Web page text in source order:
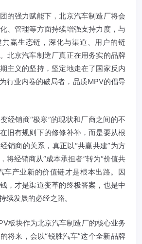
的强力赋能下，北京汽车制造厂将会
、管理等方面持续增强支持力度，与
赢生态链，深化与渠道、用户的链
北京汽车制造厂真正在用务实的品牌
主义的坚持，坚定地走在了国家反内
行业内卷的破局者，品质MPV的倡导
经销商“极寒”的现状和厂商之间的不
旧有规则下的修修补补，而是要从根
销商的关系，真正以“共赢共建”为方
将经销商从“成本承担者”转为“价值共
车产业新的价值链才是根本出路。因
，才是渠道变革的终极答案，也是中
续发展的必经之路。
板块作为北京汽车制造厂的核心业务
将来，会以“锐胜汽车”这个全新品牌